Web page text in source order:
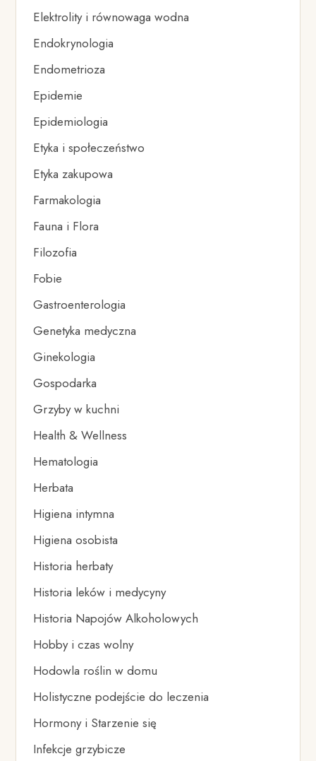
Elektrolity i równowaga wodna
Endokrynologia
Endometrioza
Epidemie
Epidemiologia
Etyka i społeczeństwo
Etyka zakupowa
Farmakologia
Fauna i Flora
Filozofia
Fobie
Gastroenterologia
Genetyka medyczna
Ginekologia
Gospodarka
Grzyby w kuchni
Health & Wellness
Hematologia
Herbata
Higiena intymna
Higiena osobista
Historia herbaty
Historia leków i medycyny
Historia Napojów Alkoholowych
Hobby i czas wolny
Hodowla roślin w domu
Holistyczne podejście do leczenia
Hormony i Starzenie się
Infekcje grzybicze